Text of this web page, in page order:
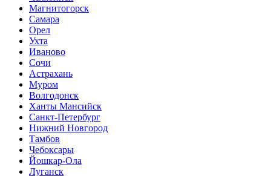
Магнитогорск
Самара
Орел
Ухта
Иваново
Сочи
Астрахань
Муром
Волгодонск
Ханты Мансийск
Санкт-Петербург
Нижний Новгород
Тамбов
Чебоксары
Йошкар-Ола
Луганск